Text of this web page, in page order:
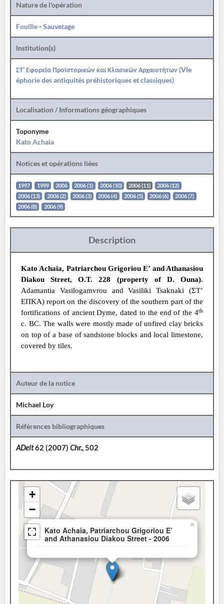
Nature de l'opération
Fouille-Sauvetage
Institution(s)
ΣΤ' Εφορεία Προϊστορικών και Κλασικών Αρχαιοτήτων (VIe
éphorie des antiquités préhistoriques et classiques)
Localisation / Informations géographiques
Toponyme
Kato Achaia
Notices et opérations liées
1997 1999 2006 2006 (1) 2006 (10) 2006 (11)
2006 (12)
2006 (13)
2006 (2) 2006 (3) 2006 (4) 2006 (5) 2006 (6)
2006 (7)
2006 (8)
2006 (9)
Description
Kato Achaia, Patriarchou Grigoriou E’ and Athanasiou
Diakou Street, O.T. 228 (property of D. Ouna).
Adamantia Vasilogamvrou and Vasiliki Tsaknaki (ΣΤ’
ΕΠΚΑ) report on the discovery of the southern part of the
fortifications of ancient Dyme, dated to the end of the 4th
c. BC. The walls were mostly made of unfired clay bricks
on top of a base of sandstone blocks and local limestone,
covered by tiles.
Auteur de la notice
Michael Loy
Références bibliographiques
ADelt62 (2007) Chr.,502
Kato Achaia, Patriarchou Grigoriou E’
and Athanasiou Diakou Street - 2006
×
+
−